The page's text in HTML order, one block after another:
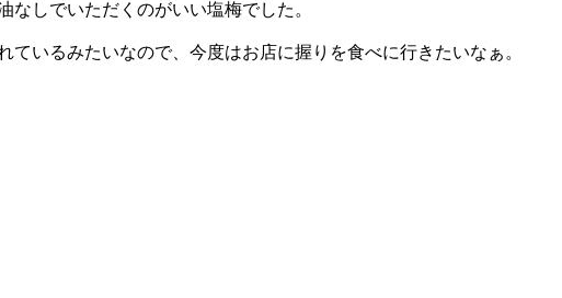
しでいただくのがいい塩梅でした。
いるみたいなので、今度はお店に握りを食べに行きたいなぁ。